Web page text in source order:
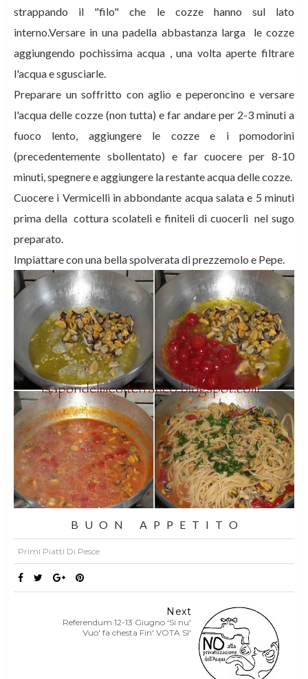
strappando il "filo" che le cozze hanno sul lato
interno.Versare in una padella abbastanza larga le cozze
aggiungendo pochissima acqua , una volta aperte filtrare
l'acqua e sgusciarle.
Preparare un soffritto con aglio e peperoncino e versare
l'acqua delle cozze (non tutta) e far andare per 2-3 minuti a
fuoco lento, aggiungere le cozze e i pomodorini
(precedentemente sbollentato) e far cuocere per 8-10
minuti, spegnere e aggiungere la restante acqua delle cozze.
Cuocere i Vermicelli in abbondante acqua salata e 5 minuti
prima della cottura scolateli e finiteli di cuocerli nel sugo
preparato.
Impiattare con una bella spolverata di prezzemolo e Pepe.
B U O N A P P E T I T O
Primi Piatti Di Pesce
Next
Referendum 12-13 Giugno 'Si nu'
Vuo' fa chesta Fin' VOTA SI'